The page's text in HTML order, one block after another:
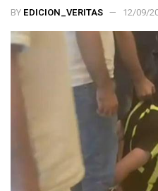
BY EDICION_VERITAS 12/09/